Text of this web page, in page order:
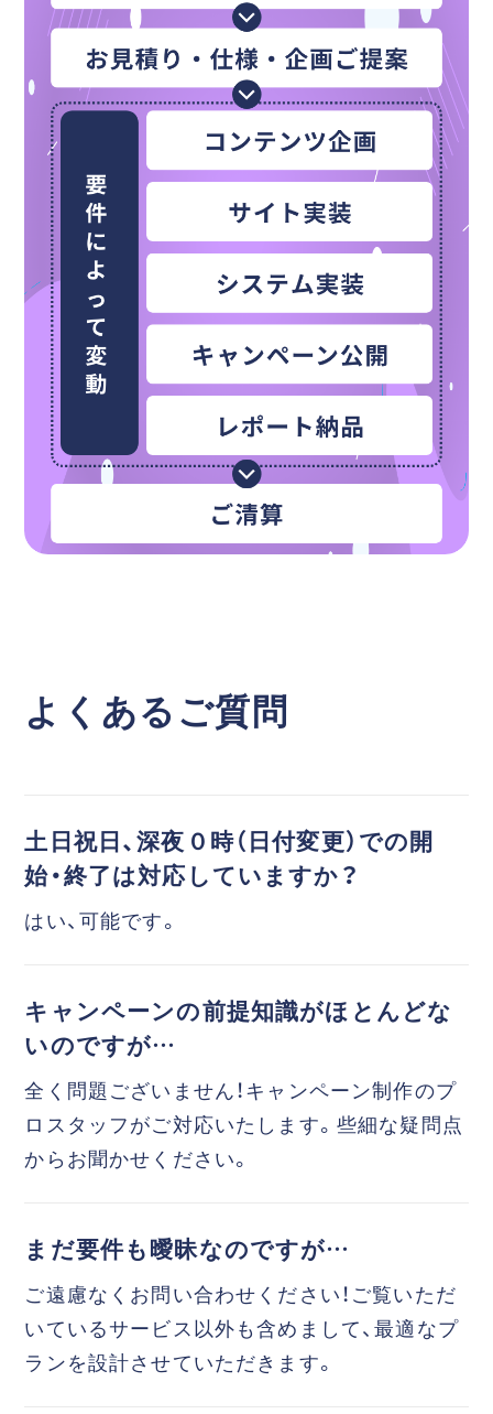
よくあるご質問
土日祝日、深夜０時（日付変更）での開
始・終了は対応していますか？
はい、可能です。
キャンペーンの前提知識がほとんどな
いのですが…
全く問題ございません！キャンペーン制作のプ
ロスタッフがご対応いたします。些細な疑問点
からお聞かせください。
まだ要件も曖昧なのですが…
ご遠慮なくお問い合わせください！ご覧いただ
いているサービス以外も含めまして、最適なプ
ランを設計させていただきます。